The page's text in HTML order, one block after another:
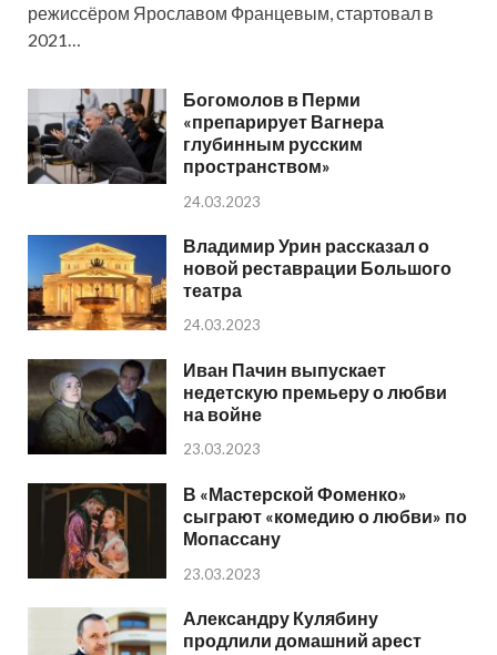
режиссёром Ярославом Францевым, стартовал в
2021…
Богомолов в Перми
«препарирует Вагнера
глубинным русским
пространством»
24.03.2023
Владимир Урин рассказал о
новой реставрации Большого
театра
24.03.2023
Иван Пачин выпускает
недетскую премьеру о любви
на войне
23.03.2023
В «Мастерской Фоменко»
сыграют «комедию о любви» по
Мопассану
23.03.2023
Александру Кулябину
продлили домашний арест